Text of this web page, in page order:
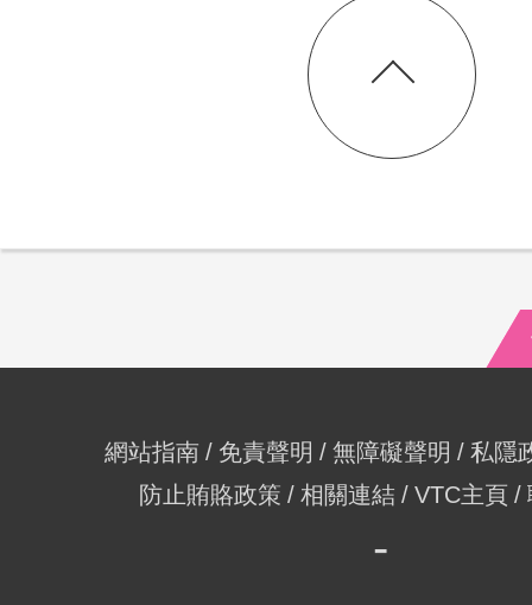
網站指南 免責聲明 無障礙聲明
私隱
防止賄賂政策
相關連結 VTC主頁